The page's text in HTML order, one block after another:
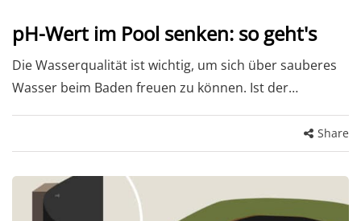
pH-Wert im Pool senken: so geht's
Die Wasserqualität ist wichtig, um sich über sauberes
Wasser beim Baden freuen zu können. Ist der…
Share